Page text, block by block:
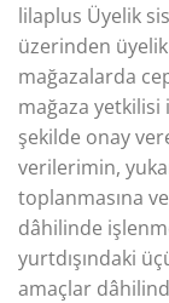
lilaplus Üyelik
üzerinden
mağazalarda
mağaza
şekilde onay
verilerimin,
toplanmasına
dâhilinde
yurtdışındaki
amaçlar